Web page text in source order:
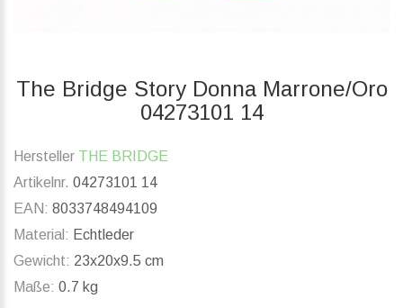
The Bridge Story Donna Marrone/Oro
04273101 14
Hersteller THE BRIDGE
Artikelnr. 04273101 14
EAN: 8033748494109
Material: Echtleder
Gewicht: 23x20x9.5 cm
Maße: 0.7 kg